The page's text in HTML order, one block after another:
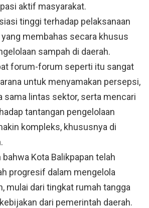
aktif masyarakat.
tinggi terhadap pelaksanaan
membahas secara khusus
sampah di daerah.
forum-forum seperti itu sangat
untuk menyamakan persepsi,
sama lintas sektor, serta mencari
tantangan pengelolaan
kompleks, khususnya di
Kota Balikpapan telah
progresif dalam mengelola
mulai dari tingkat rumah tangga
dari pemerintah daerah.